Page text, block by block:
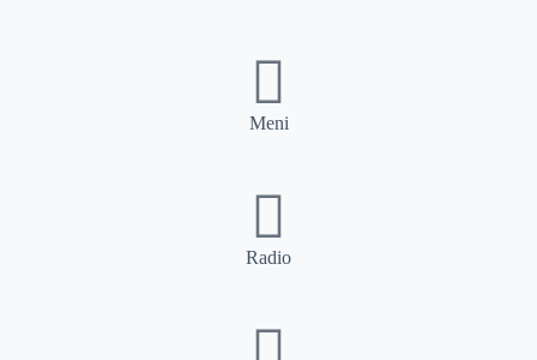
Meni
Radio